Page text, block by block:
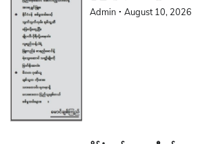
Admin August 10, 2026